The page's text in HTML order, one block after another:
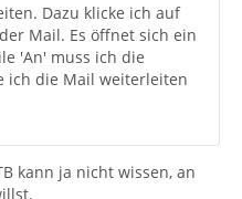
Dazu klicke ich auf
Mail. Es öffnet sich ein
'An' muss ich die
ich die Mail weiterleiten
kann ja nicht wissen, an